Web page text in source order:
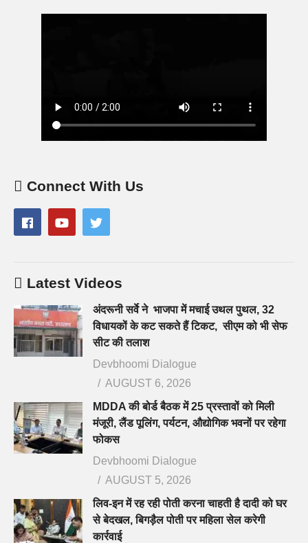
Connect With Us
Latest Videos
अंदरूनी सर्वे ने भाजपा में मचाई उथल पुथल, 32
विधायकों के कट सकते हैं टिकट, सीएम को भी सेफ
सीट की तलाश
Devbhoomi Dialogue
AUGUST 6, 2026
MDDA की बोर्ड बैठक में 25 प्रस्तावों को मिली
मंजूरी, लैंड पूलिंग, पर्यटन, औद्योगिक भवनों पर रहेगा
फोकस
Devbhoomi Dialogue
AUGUST 5, 2026
लिव-इन में रह रही पोती करना चाहती है दादी को घर
से बेदखल, बिगड़ैल पोती पर महिला सेल करेगी
कार्रवाई